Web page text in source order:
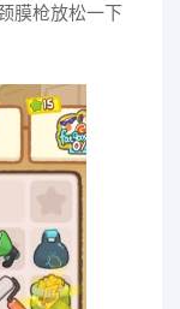
膜枪放松一下